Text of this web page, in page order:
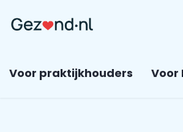
Voor praktijkhouders Voor